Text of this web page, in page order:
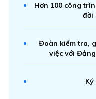
Hơn 100 công
đời
Đoàn kiểm tra,
việc với
Ký